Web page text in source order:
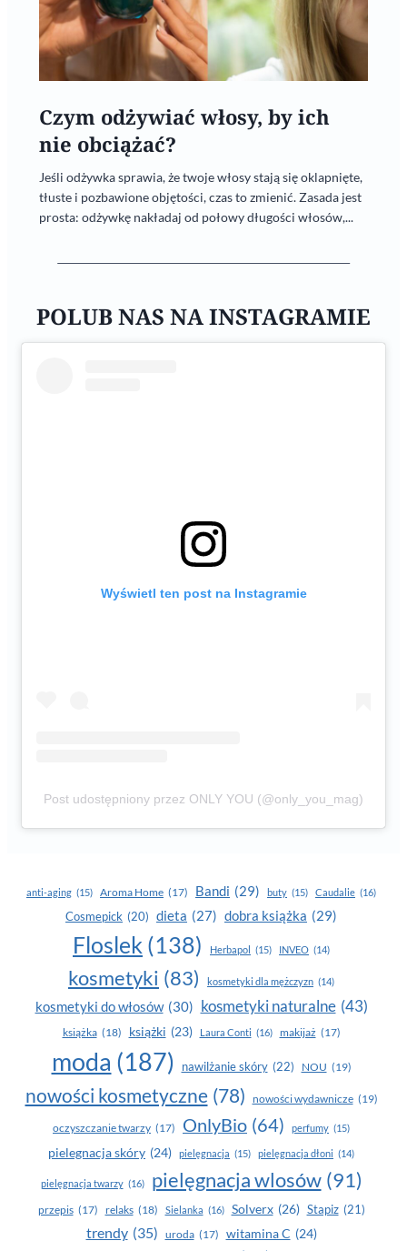
Czym odżywiać włosy, by ich
nie obciążać?
Jeśli odżywka sprawia, że twoje włosy stają się oklapnięte,
tłuste i pozbawione objętości, czas to zmienić. Zasada jest
prosta: odżywkę nakładaj od połowy długości włosów,...
POLUB NAS NA INSTAGRAMIE
Wyświetl ten post na Instagramie
Post udostępniony przez ONLY YOU (@only_you_mag)
anti-aging (15) Aroma Home (17) Bandi (29) buty (15) Caudalie (16)
Cosmepick (20) dieta (27) dobra książka (29)
Floslek (138) Herbapol (15) INVEO (14)
kosmetyki (83) kosmetyki dla mężczyzn (14)
kosmetyki do włosów (30) kosmetyki naturalne (43)
książka (18) książki (23) Laura Conti (16) makijaż (17)
moda (187) nawilżanie skóry (22) NOU (19)
nowości kosmetyczne (78) nowości wydawnicze (19)
oczyszczanie twarzy (17) OnlyBio (64) perfumy (15)
pielegnacja skóry (24) pielęgnacja (15) pielęgnacja dłoni (14)
pielęgnacja twarzy (16) pielęgnacja wlosów (91)
przepis (17) relaks (18) Sielanka (16) Solverx (26) Stapiz (21)
trendy (35) uroda (17) witamina C (24)